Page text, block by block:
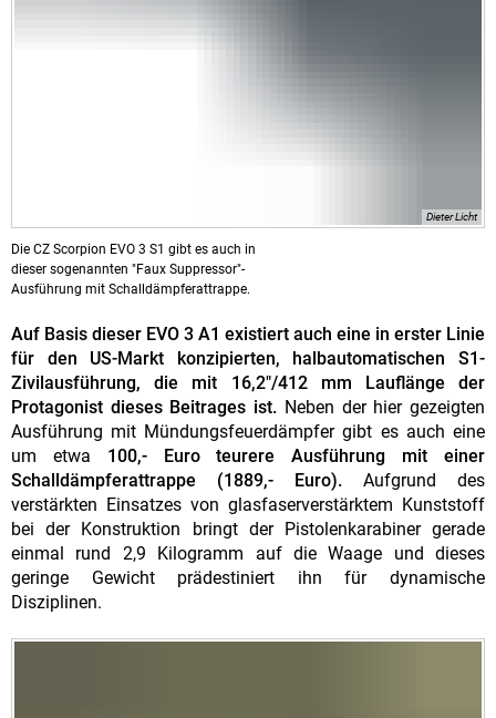
Dieter Licht
Die CZ Scorpion EVO 3 S1 gibt es auch in
dieser sogenannten "Faux Suppressor"-
Ausführung mit Schalldämpferattrappe.
Auf Basis dieser EVO 3 A1 existiert auch eine in erster Linie
für den US-Markt konzipierten, halbautomatischen S1-
Zivilausführung, die mit 16,2"/412 mm Lauflänge der
Protagonist dieses Beitrages ist. Neben der hier gezeigten
Ausführung mit Mündungsfeuerdämpfer gibt es auch eine
um etwa 100,- Euro teurere Ausführung mit einer
Schalldämpferattrappe (1889,- Euro). Aufgrund des
verstärkten Einsatzes von glasfaserverstärktem Kunststoff
bei der Konstruktion bringt der Pistolenkarabiner gerade
einmal rund 2,9 Kilogramm auf die Waage und dieses
geringe Gewicht prädestiniert ihn für dynamische
Disziplinen.